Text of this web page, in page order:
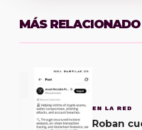
MÁS RELACIONADO
EN LA RED
Roban